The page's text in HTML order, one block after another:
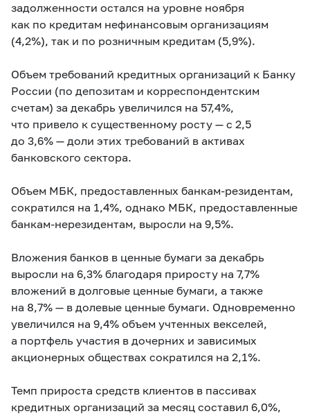
задолженности остался на уровне ноября
как по кредитам нефинансовым организациям
(4,2%), так и по розничным кредитам (5,9%).
Объем требований кредитных организаций к Банку
России (по депозитам и корреспондентским
счетам) за декабрь увеличился на 57,4%,
что привело к существенному росту — с 2,5
до 3,6% — доли этих требований в активах
банковского сектора.
Объем МБК, предоставленных банкам-резидентам,
сократился на 1,4%, однако МБК, предоставленные
банкам-нерезидентам, выросли на 9,5%.
Вложения банков в ценные бумаги за декабрь
выросли на 6,3% благодаря приросту на 7,7%
вложений в долговые ценные бумаги, а также
на 8,7% — в долевые ценные бумаги. Одновременно
увеличился на 9,4% объем учтенных векселей,
а портфель участия в дочерних и зависимых
акционерных обществах сократился на 2,1%.
Темп прироста средств клиентов в пассивах
кредитных организаций за месяц составил 6,0%,